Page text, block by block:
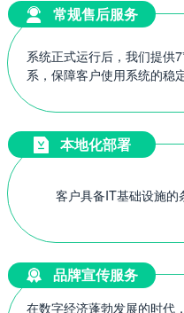
常规售后服务
系统正式运行后，我们提供
系，保障客户使用系统的稳
本地化部署
客户具备IT基础设施
品牌宣传服务
在数字经济蓬勃发展的时代